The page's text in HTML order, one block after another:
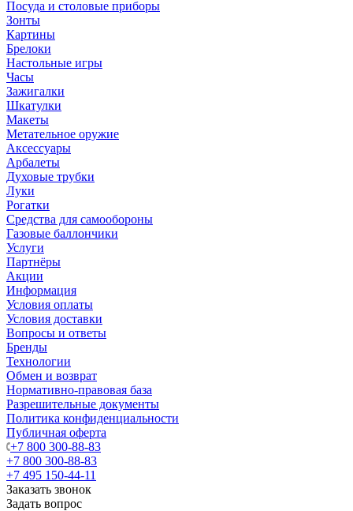
Посуда и столовые приборы
Зонты
Картины
Брелоки
Настольные игры
Часы
Зажигалки
Шкатулки
Макеты
Метательное оружие
Аксессуары
Арбалеты
Духовые трубки
Луки
Рогатки
Средства для самообороны
Газовые баллончики
Услуги
Партнёры
Акции
Информация
Условия оплаты
Условия доставки
Вопросы и ответы
Бренды
Технологии
Обмен и возврат
Нормативно-правовая база
Разрешительные документы
Политика конфиденциальности
Публичная оферта
+7 800 300-88-83
+7 800 300-88-83
+7 495 150-44-11
Заказать звонок
Задать вопрос